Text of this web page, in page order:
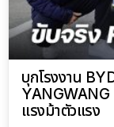
บุกโรงงาน
YANGWANG
แรงม้าตัวแรง